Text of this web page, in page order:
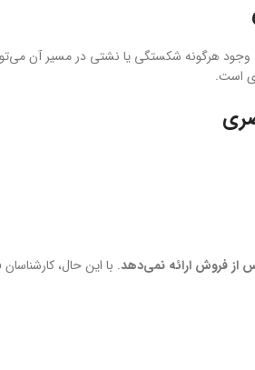
وجود هرگونه شکستگی یا نشتی در مسیر آن
است.
فروش ارائه نمی‌دهد. با این حال،